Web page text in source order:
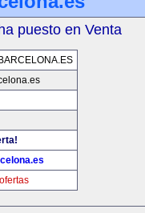
puesto en Venta